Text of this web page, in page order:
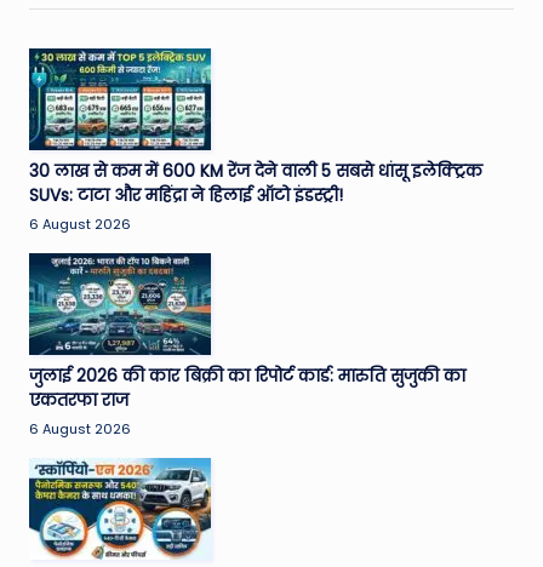
30 लाख से कम में 600 KM रेंज देने वाली 5 सबसे धांसू इलेक्ट्रिक
SUVs: टाटा और महिंद्रा ने हिलाई ऑटो इंडस्ट्री!
6 August 2026
जुलाई 2026 की कार बिक्री का रिपोर्ट कार्ड: मारुति सुजुकी का
एकतरफा राज
6 August 2026